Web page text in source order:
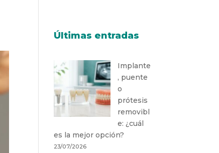
Últimas entradas
Implante
, puente
o
prótesis
removibl
e: ¿cuál
es la mejor opción?
23/07/2026